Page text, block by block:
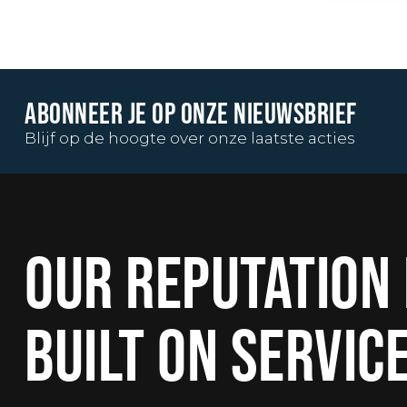
ABONNEER JE OP ONZE NIEUWSBRIEF
Blijf op de hoogte over onze laatste acties
OUR
BUILT ON